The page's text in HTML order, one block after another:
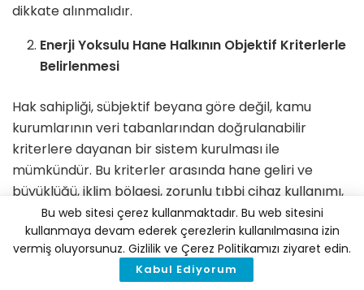
dikkate alınmalıdır.
Enerji Yoksulu Hane Halkının Objektif Kriterlerle
Belirlenmesi
Hak sahipliği, sübjektif beyana göre değil, kamu
kurumlarının veri tabanlarından doğrulanabilir
kriterlere dayanan bir sistem kurulması ile
mümkündür. Bu kriterler arasında hane geliri ve
büyüklüğü, iklim bölgesi, zorunlu tıbbi cihaz kullanımı,
engellilik durumu, minimun aydınlatma,
ısınma/soğutma, elektrikli cihaz kullanımı, konut
yoğunluğu-konut fiziki özelliği ve 65 yaş üstü emekli
haneler vb. bulunabilir. AB’nin Portekiz, İtalya ve
Bu web sitesi çerez kullanmaktadır. Bu web sitesini
kullanmaya devam ederek çerezlerin kullanılmasına izin
vermiş oluyorsunuz. Gizlilik ve Çerez Politikamızı ziyaret edin.
Kabul Ediyorum